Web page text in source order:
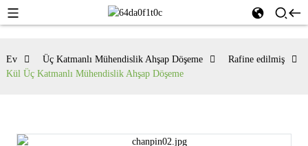
Ev Üç Katmanlı Mühendislik Ahşap Döşeme
Rafine edilmiş
Kül Üç Katmanlı Mühendislik Ahşap Döşeme